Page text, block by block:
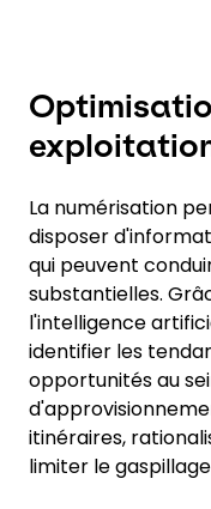
La numérisation
disposer
qui peuvent
substantielles.
l'intelligence
identifier les
opportunités au
itinéraires,
limiter le